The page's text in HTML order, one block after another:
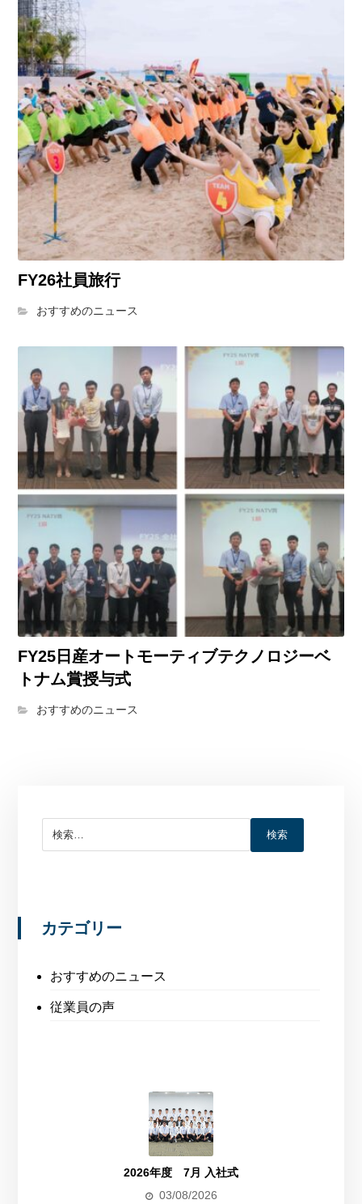
FY26社員旅行
おすすめのニュース
FY25日産オートモーティブテクノロジーベ
トナム賞授与式
おすすめのニュース
検索
カテゴリー
おすすめのニュース
従業員の声
2026年度 7月 入社式
03/08/2026